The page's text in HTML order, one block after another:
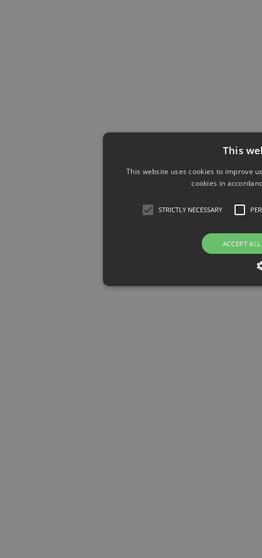
This
This website uses cookies to improve
cookies in
STRICTLY NECESSARY
ACCEPT ALL